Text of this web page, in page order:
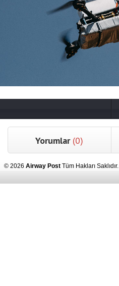
Yorumlar (0)
© 2026 Airway Post Tüm Hakları Saklıdır.